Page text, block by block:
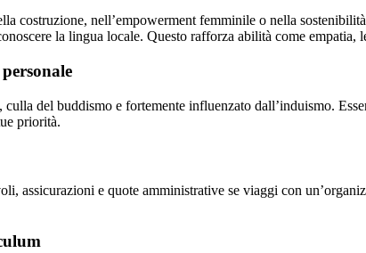
costruzione, nell’empowerment femminile o nella
la lingua locale. Questo rafforza abilità come
del buddismo e fortemente influenzato dall’induismo.
priorità.
assicurazioni e quote amministrative se viaggi con